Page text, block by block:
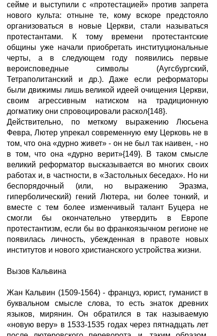
сейме и выступили с «протестацией» против запрета
нового культа: отныне те, кому вскоре предстояло
организоваться в новые Церкви, стали называться
протестантами. К тому времени протестантские
общины уже начали приобретать институциональные
черты, а в следующем году появились первые
вероисповедные символы (Аугсбургский,
Тетраполитанский и др.). Даже если реформаторы
были движимы лишь великой идеей очищения Церкви,
своим агрессивным натиском на традиционную
догматику они спровоцировали раскол{148}.
Действительно, по меткому выражению Люсьена
Февра, Лютер упрекал современную ему Церковь не в
том, что она «дурно живет» - он не был так наивен, - но
в том, что она «дурно верит»{149}. В таком смысле
великий реформатор высказывается во многих своих
работах и, в частности, в «Застольных беседах». Но ни
беспорядочный (или, но выражению Эразма,
гиперболический) гений Лютера, ни более тонкий, и
вместе с тем более изменчивый талант Буцера не
смогли бы окончательно утвердить в Европе
протестантизм, если бы во франкоязычном регионе не
появилась личность, убежденная в правоте новых
институтов и нового христианского устройства жизни.
Вызов Кальвина
Жан Кальвин (1509-1564) - француз, юрист, гуманист в
буквальном смысле слова, то есть знаток древних
языков, мирянин. Он обратился в так называемую
«новую веру» в 1533-1535 годах через пятнадцать лет